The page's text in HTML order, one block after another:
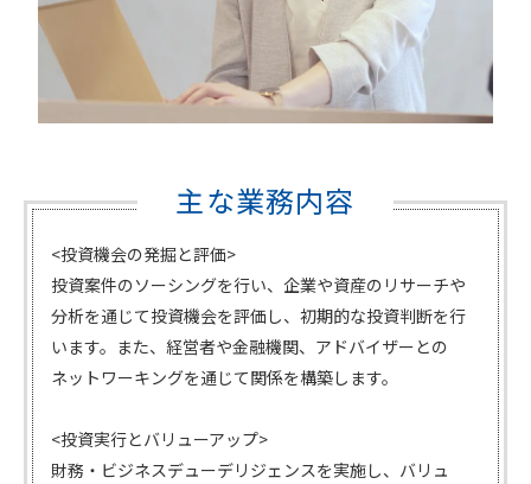
主な業務内容
<投資機会の発掘と評価>
投資案件のソーシングを行い、企業や資産のリサーチや
分析を通じて投資機会を評価し、初期的な投資判断を行
います。また、経営者や金融機関、アドバイザーとの
ネットワーキングを通じて関係を構築します。
<投資実行とバリューアップ>
財務・ビジネスデューデリジェンスを実施し、バリュ